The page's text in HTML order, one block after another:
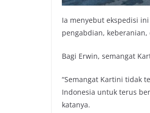
Ia menyebut ekspedisi
pengabdian,
Bagi Erwin, semangat
“Semangat Kartini tidak
Indonesia untuk terus
katanya.